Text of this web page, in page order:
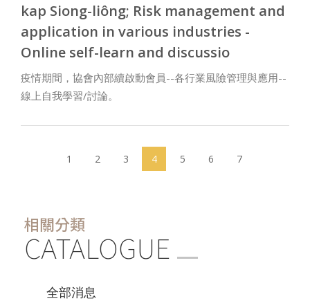
kap Siong-liông; Risk management and
application in various industries -
Online self-learn and discussio
疫情期間，協會內部續啟動會員--各行業風險管理與應用--
線上自我學習/討論。
1 2 3 4(current)
5 6 7
相關分類
CATALOGUE
全部消息